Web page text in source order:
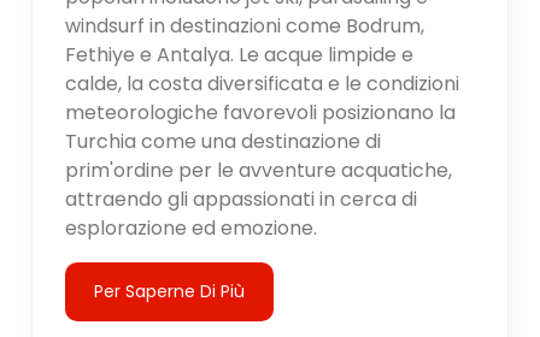
windsurf in destinazioni come Bodrum,
Fethiye e Antalya. Le acque limpide e
calde, la costa diversificata e le condizioni
meteorologiche favorevoli posizionano la
Turchia come una destinazione di
prim'ordine per le avventure acquatiche,
attraendo gli appassionati in cerca di
esplorazione ed emozione.
Per Saperne Di Più